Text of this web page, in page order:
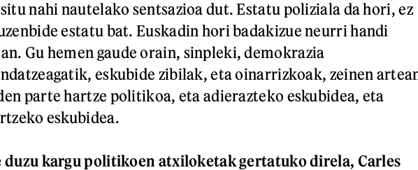
nahi nautelako sentsazioa dut. Estatu poliziala da hori, ez
estatu bat. Euskadin hori badakizue neurri handi
Gu hemen gaude orain, sinpleki, demokrazia
eskubide zibilak, eta oinarrizkoak, zeinen
parte hartze politikoa, eta adierazteko eskubidea, eta
eskubidea.
duzu kargu politikoen atxiloketak gertatuko direla, Carles